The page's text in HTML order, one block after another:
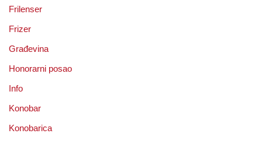
Frilenser
Frizer
Građevina
Honorarni posao
Info
Konobar
Konobarica